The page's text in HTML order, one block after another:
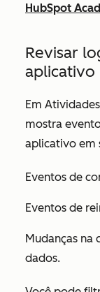
HubSpot
Revisar
aplicativo
Em Atividades
mostra
aplicativo em
Eventos de
Eventos de
Mudanças na
dados.